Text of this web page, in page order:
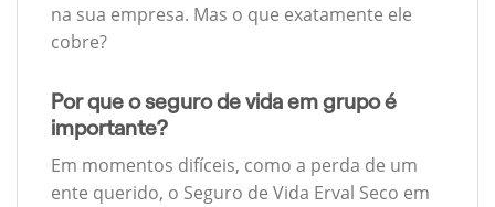
na sua empresa. Mas o que exatamente ele
cobre?
Por que o seguro de vida em grupo é
importante?
Em momentos difíceis, como a perda de um
ente querido, o Seguro de Vida Erval Seco em